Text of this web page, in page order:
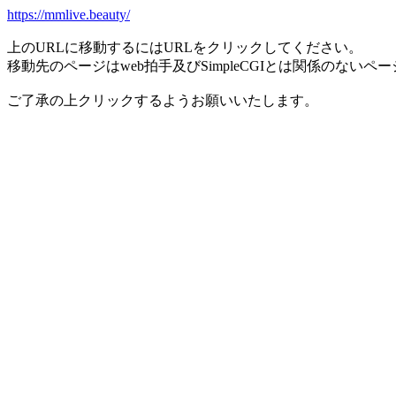
https://mmlive.beauty/
上のURLに移動するにはURLをクリックしてください。
移動先のページはweb拍手及びSimpleCGIとは関係のないペー
ご了承の上クリックするようお願いいたします。